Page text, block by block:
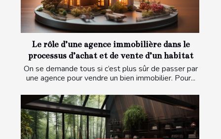
Le rôle d’une agence immobilière dans le
processus d’achat et de vente d’un habitat
On se demande tous si c’est plus sûr de passer par
une agence pour vendre un bien immobilier. Pour...